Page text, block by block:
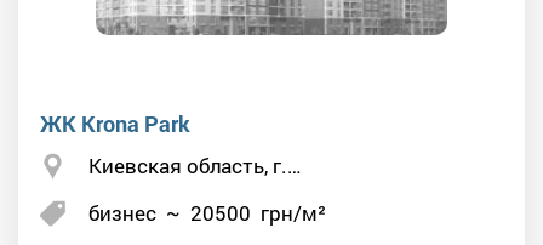
ЖК Krona Park
Киевская область, г.…
бизнес ~ 20500 грн/м²